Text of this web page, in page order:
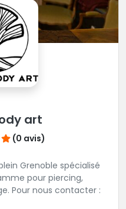
art
(0 avis)
Grenoble spécialisé
pour piercing,
Pour nous contacter :